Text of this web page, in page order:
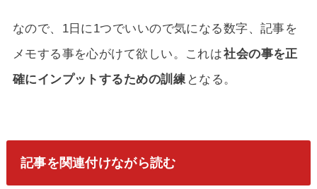
なので、1日に1つでいいので気になる数字、記事を
メモする事を心がけて欲しい。これは社会の事を正
確にインプットするための訓練 となる。
記事を関連付けながら読む